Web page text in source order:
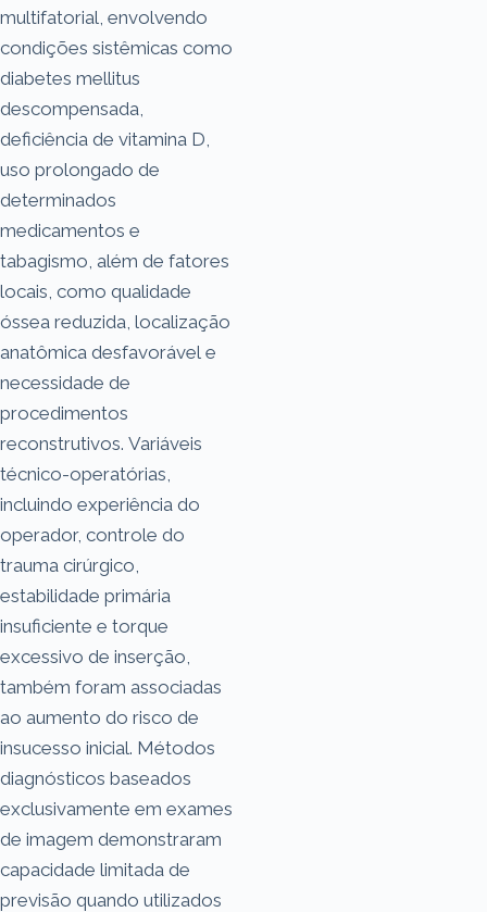
multifatorial, envolvendo
condições sistêmicas como
diabetes mellitus
descompensada,
deficiência de vitamina D,
uso prolongado de
determinados
medicamentos e
tabagismo, além de fatores
locais, como qualidade
óssea reduzida, localização
anatômica desfavorável e
necessidade de
procedimentos
reconstrutivos. Variáveis
técnico-operatórias,
incluindo experiência do
operador, controle do
trauma cirúrgico,
estabilidade primária
insuficiente e torque
excessivo de inserção,
também foram associadas
ao aumento do risco de
insucesso inicial. Métodos
diagnósticos baseados
exclusivamente em exames
de imagem demonstraram
capacidade limitada de
previsão quando utilizados